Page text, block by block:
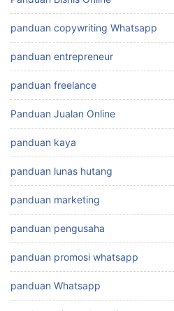
panduan copywriting Whatsapp
panduan entrepreneur
panduan freelance
Panduan Jualan Online
panduan kaya
panduan lunas hutang
panduan marketing
panduan pengusaha
panduan promosi whatsapp
panduan Whatsapp